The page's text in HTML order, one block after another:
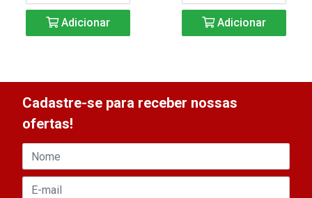
Adicionar Adicionar
Cadastre-se para receber nossas
ofertas!